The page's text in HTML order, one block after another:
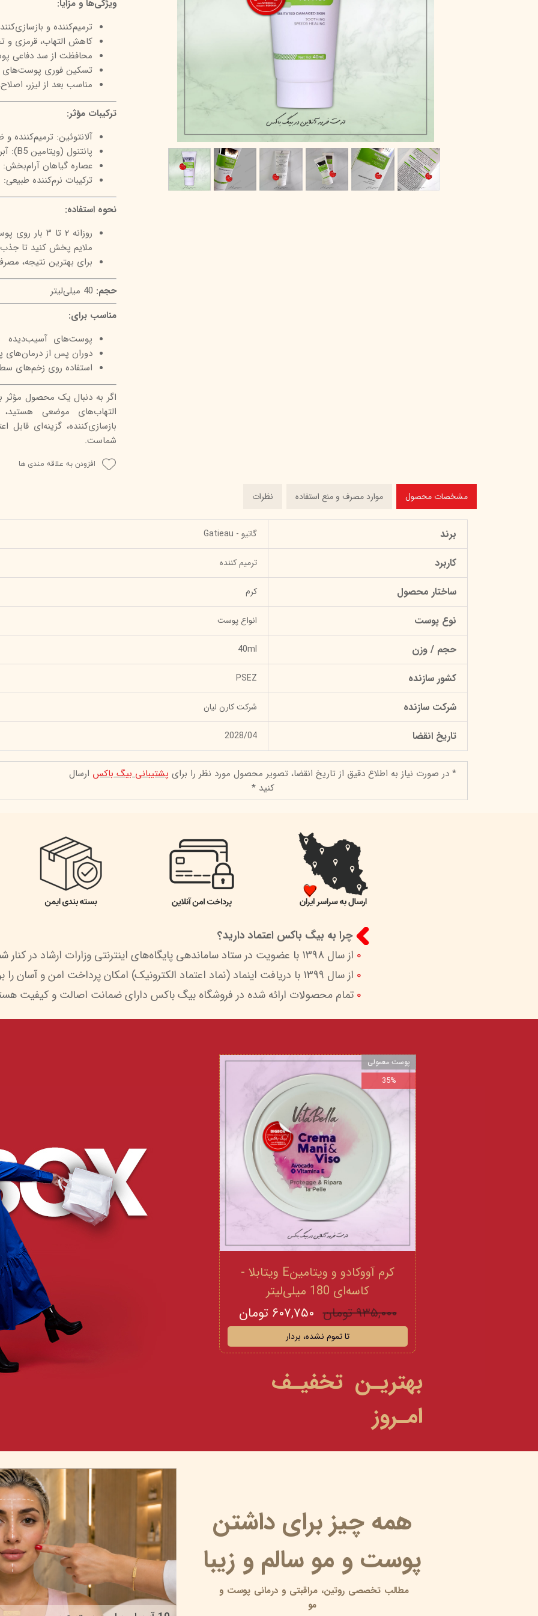
مراقبت چشم
شوینده صورت
ضد جوش و آکنه
ضد قارچ و باکتری
پاک دارو
آر یو آکی
شال کوین
دیپ سنس
سون کوئین
لاکچری کوین
ویژگی‌ها و مزایا:
ترمیم‌کننده و
کاهش التهاب، قرمزی و
محافظت از سد دفاعی
تسکین فوری
مناسب بعد از لیزر،
ترکیبات مؤثر:
آلانتوئین: ترمیم‌کننده
پانتنول (ویتامین B5): آبرسان و تسکین‌دهنده قوی
عصاره گیاهان
ترکیبات نرم‌کننده
نحوه استفاده:
روزانه ۲ تا
ملایم پخش کنید تا
برای بهترین نتیجه،
حجم: 40 میلی‌لیتر
مناسب برای:
پوست‌های آسیب‌دیده
دوران پس از درمان‌های
استفاده روی زخم‌های
اگر به دنبال یک محصول
التهاب‌های موضعی
بازسازی‌کننده، گزینه‌ای
شماست.
افزودن به علاقه مندی ها
مشخصات محصول موارد مصرف و منع استفاده نظرات
برند گاتیو - Gatieau
کاربرد ترمیم کننده
ساختار محصول کرم
نوع پوست انواع پوست
حجم / وزن 40ml
کشور سازنده PSEZ
شرکت سازنده شرکت کارن لیان
تاریخ انقضا 2028/04
* در صورت نیاز به اطلاع دقیق از تاریخ انقضا، تصویر محصول مورد نظر را برای پشتیبانی بیگ باکس ارسال
کنید *
چرا به بیگ باکس اعتماد دارید؟
0 از سال 1398 با عضویت در ستاد ساماندهی پایگاه‌های اینترنتی وزارات ارشاد در کنار شما هستیم.
0 از سال 1399 با دریافت اینماد (نماد اعتماد الکترونیک) امکان پرداخت امن و آسان را برای شما فراهم کردیم.
0 تمام محصولات ارائه شده در فروشگاه بیگ باکس دارای ضمانت اصالت و کیفیت
بهتریـن تخفیـف
امـروز
کرم آووکادو و ویتامینE ویتابلا -
کاسه‌ای 180 میلی‌لیتر
۹۳۵,۰۰۰ تومان ۶۰۷,۷۵۰ تومان
تا تموم نشده، بردار
پوست معمولی
35%
همه چیز برای داشتن
پوست و مو سالم و زیبا
مطالب تخصصی روتین،مراقبتی و درمانی پوست و
مو